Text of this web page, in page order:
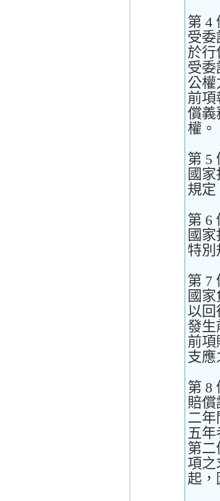
第 4
受
於行
受
公權
前項
償義
權。
第 5
國
規定
第 6
國
特別
第 7
國
以回
發生
前項
支應
第 8
賠
二年
五
第二
項之
起，